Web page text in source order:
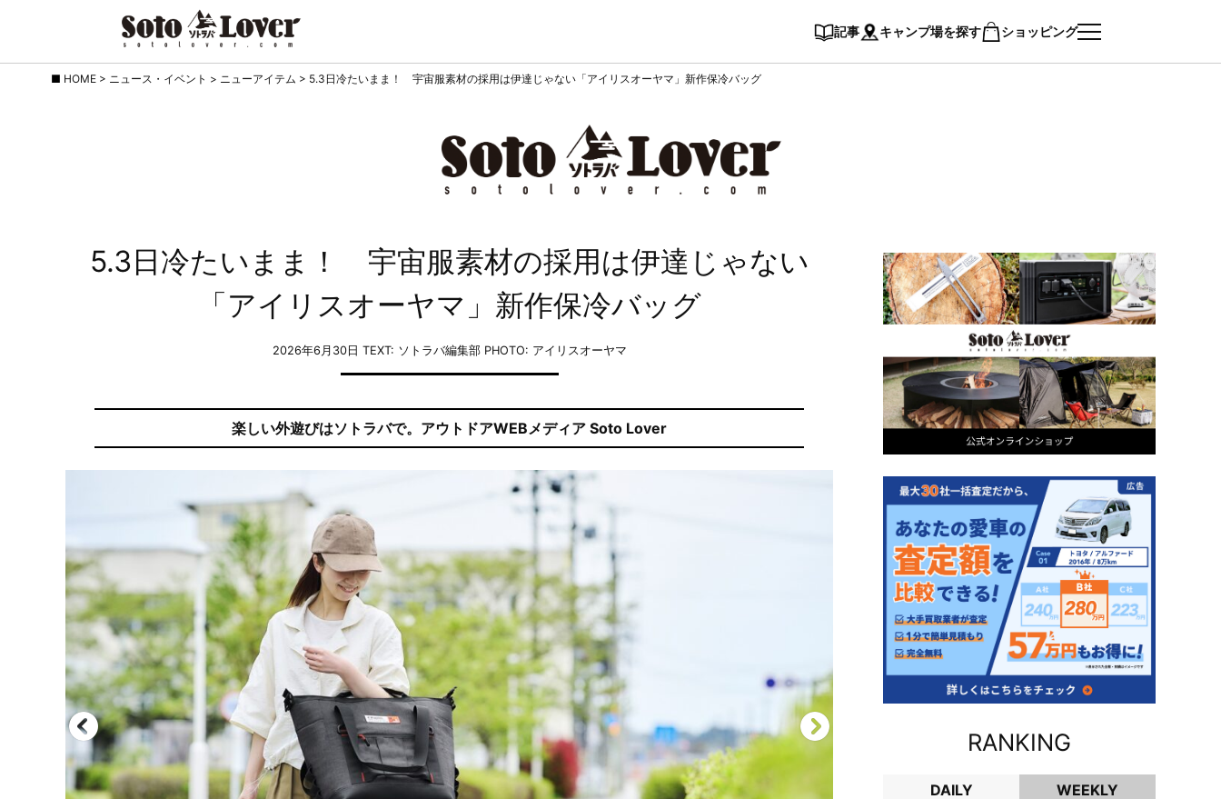
記事 キャンプ場を探す ショッピング
HOME > ニュース・イベント > ニューアイテム > 5.3日冷たいまま！ 宇宙服素材の採用は伊達じゃない「アイリスオーヤマ」新作保冷バッグ
5.3日冷たいまま！ 宇宙服素材の採用は伊達じゃない
「アイリスオーヤマ」新作保冷バッグ
2026年6月30日 TEXT: ソトラバ編集部 PHOTO: アイリスオーヤマ
楽しい外遊びはソトラバで。アウトドアWEBメディア Soto Lover
RANKING
DAILY WEEKLY